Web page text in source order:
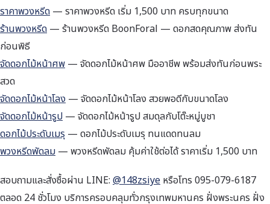
ราคาพวงหรีด — ราคาพวงหรีด เริ่ม 1,500 บาท ครบทุกขนาด
ร้านพวงหรีด — ร้านพวงหรีด BoonForal — ดอกสดคุณภาพ ส่งทัน
ก่อนพิธี
จัดดอกไม้หน้าศพ — จัดดอกไม้หน้าศพ มืออาชีพ พร้อมส่งทันก่อนพระ
สวด
จัดดอกไม้หน้าโลง — จัดดอกไม้หน้าโลง สวยพอดีกับขนาดโลง
จัดดอกไม้หน้ารูป — จัดดอกไม้หน้ารูป สมดุลกับโต๊ะหมู่บูชา
ดอกไม้ประดับเมรุ — ดอกไม้ประดับเมรุ ทนแดดทนลม
พวงหรีดพัดลม — พวงหรีดพัดลม คุ้มค่าใช้ต่อได้ ราคาเริ่ม 1,500 บาท
สอบถามและสั่งซื้อผ่าน LINE: @148zsiye หรือโทร 095-079-6187
ตลอด 24 ชั่วโมง บริการครอบคลุมทั่วกรุงเทพมหานคร ฝั่งพระนคร ฝั่ง